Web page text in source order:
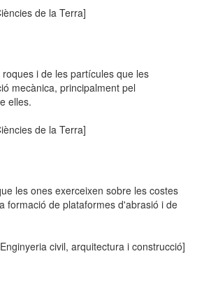
de la Terra]
i de les partícules que les
mecànica, principalment pel
elles.
de la Terra]
les ones exerceixen sobre les costes
formació de plataformes d'abrasió i de
civil, arquitectura i construcció]